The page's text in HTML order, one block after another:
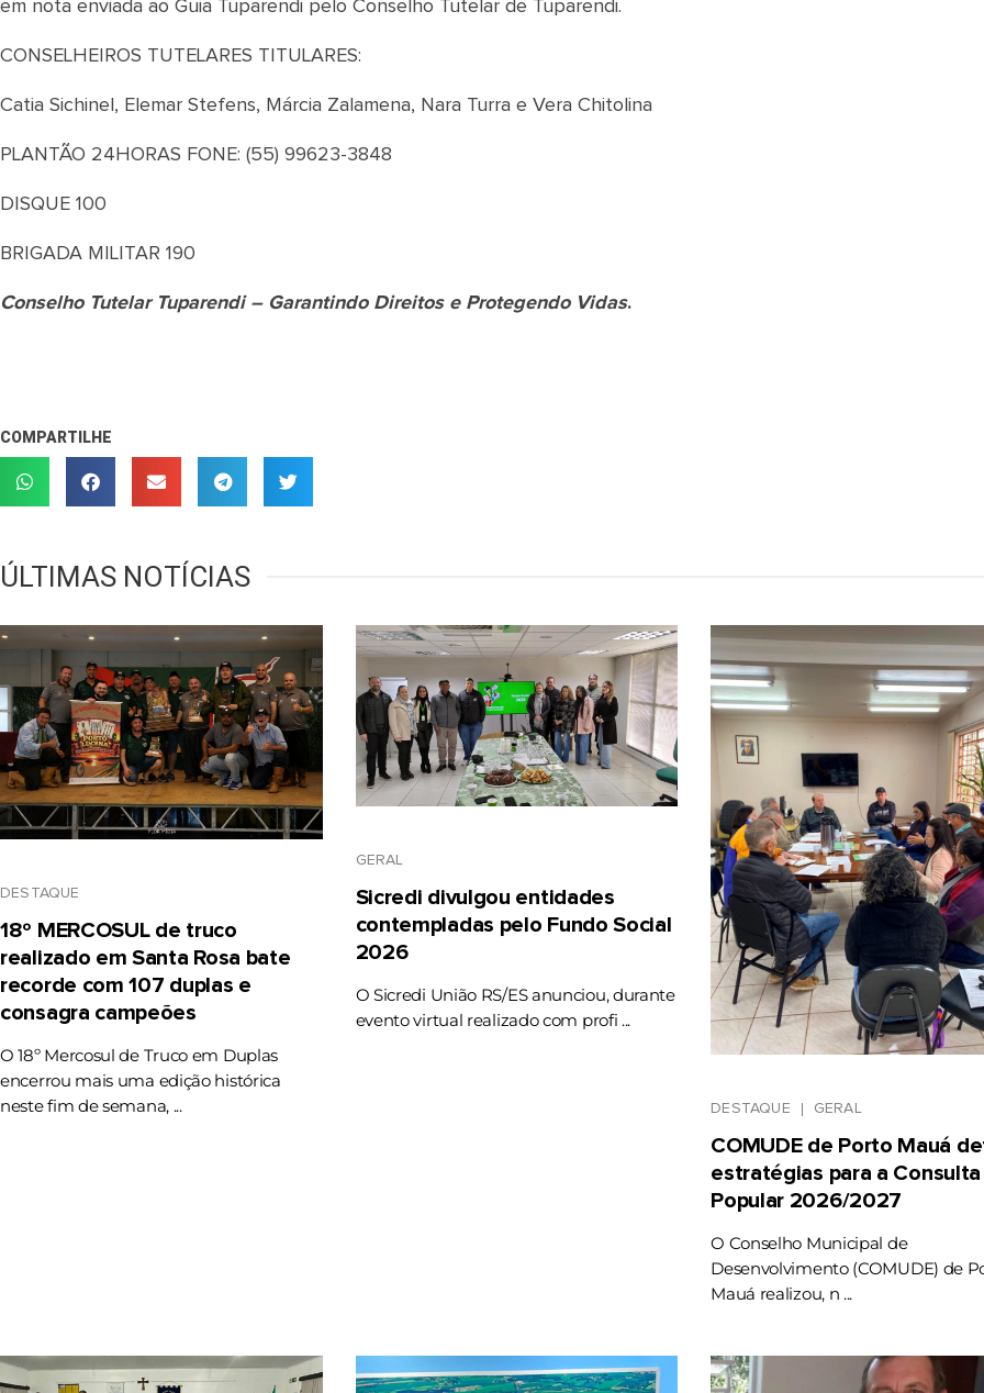
em nota enviada ao Guia Tuparendi pelo Conselho Tutelar de Tuparendi.
CONSELHEIROS TUTELARES TITULARES:
Catia Sichinel, Elemar Stefens, Márcia Zalamena, Nara Turra e Vera Chitolina
PLANTÃO 24HORAS FONE: (55) 99623-3848
DISQUE 100
BRIGADA MILITAR 190
Conselho Tutelar Tuparendi – Garantindo Direitos e Protegendo Vidas.
COMPARTILHE
ÚLTIMAS NOTÍCIAS
DESTAQUE
18º MERCOSUL de truco
realizado em Santa Rosa bate
recorde com 107 duplas e
consagra campeões
O 18º Mercosul de Truco em Duplas
encerrou mais uma edição histórica
neste fim de semana, ...
GERAL
Sicredi divulgou entidades
contempladas pelo Fundo Social
2026
O Sicredi União RS/ES anunciou, durante
evento virtual realizado com profi ...
DESTAQUE GERAL
COMUDE de Porto Mauá
estratégias para a Consulta
Popular 2026/2027
O Conselho Municipal de
Desenvolvimento (COMUDE) de
Mauá realizou, n ...